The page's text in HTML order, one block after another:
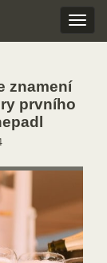
znamení
prvního